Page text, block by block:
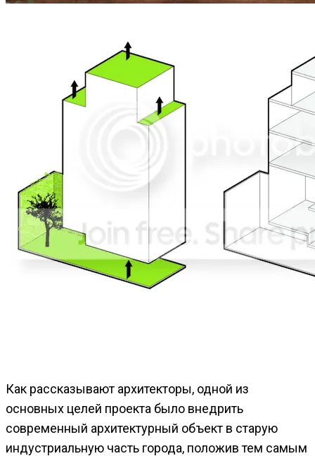
Как рассказывают архитекторы, одной из
основных целей проекта было внедрить
современный архитектурный объект в старую
индустриальную часть города, положив тем самым